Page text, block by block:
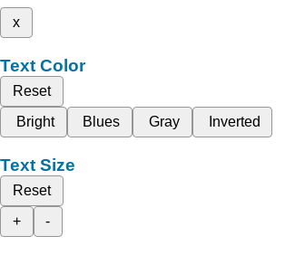
x
Text Color
Reset
Bright
Blues Gray Inverted
Text Size
Reset
+
-